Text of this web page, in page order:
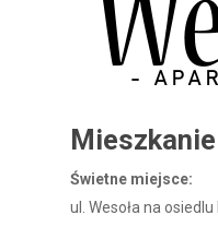
Świetne miejsce:
ul. Wesoła na